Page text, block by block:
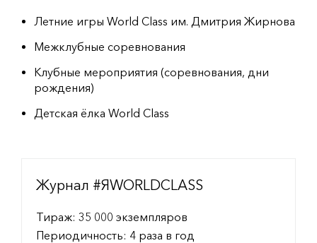
Летние игры World Class им. Дмитрия Жирнова
Межклубные соревнования
Клубные мероприятия (соревнования, дни
рождения)
Детская ёлка World Class
Журнал #ЯWORLDCLASS
Тираж: 35 000 экземпляров
Периодичность: 4 раза в год